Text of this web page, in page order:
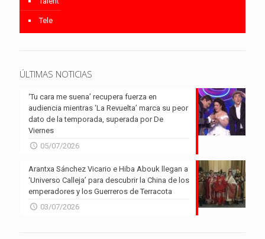
Tele
ÚLTIMAS NOTICIAS
‘Tu cara me suena’ recupera fuerza en
audiencia mientras ‘La Revuelta’ marca su peor
dato de la temporada, superada por De
Viernes
05/07/2026
Arantxa Sánchez Vicario e Hiba Abouk llegan a
‘Universo Calleja’ para descubrir la China de los
emperadores y los Guerreros de Terracota
03/07/2026